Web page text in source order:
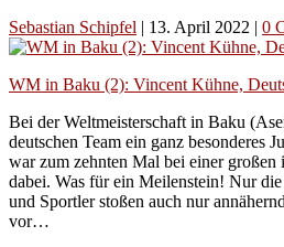
Sebastian Schipfel | 13. April 2022 | 0
WM in Baku (2): Vincent Kühne,
Bei der Weltmeisterschaft in Baku
deutschen Team ein ganz besonderes
war zum zehnten Mal bei einer großen
dabei. Was für ein Meilenstein! Nur
und Sportler stoßen auch nur
vor…